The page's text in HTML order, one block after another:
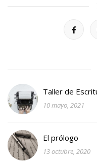
Taller de
10 mayo, 2021
El prólogo
13 octubre, 2020